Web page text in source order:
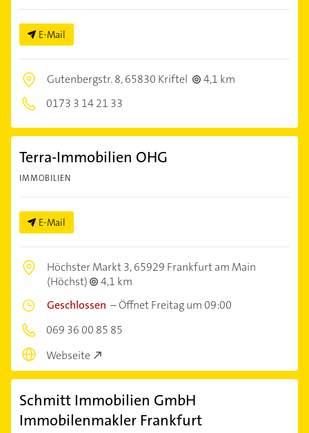
E-Mail
Gutenbergstr. 8,65830 Kriftel
4,1 km
0173 3 14 21 33
Terra-Immobilien OHG
IMMOBILIEN
E-Mail
Höchster Markt 3,65929 Frankfurt am Main
(Höchst)
4,1 km
Geschlossen –Öffnet Freitag um 09:00
069 36 00 85 85
Webseite
Schmitt Immobilien GmbH
Immobilenmakler Frankfurt